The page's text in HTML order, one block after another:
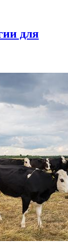
для